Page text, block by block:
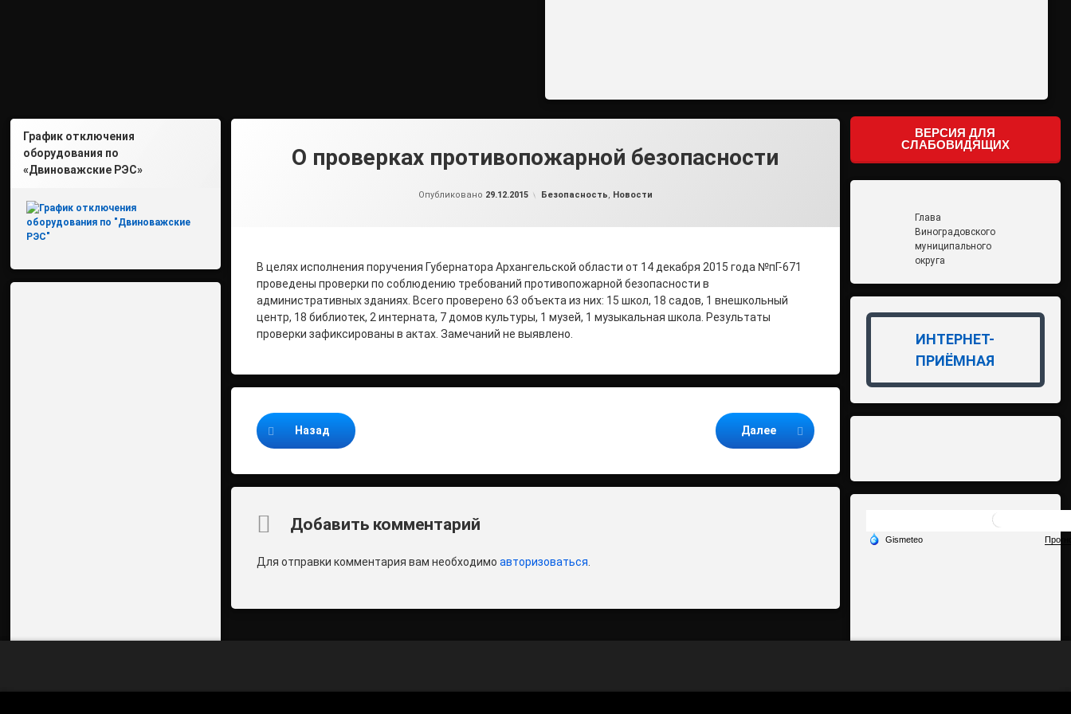
О проверках противопожарной безопасности
Опубликовано 29.12.2015 Рубрики:
Безопасность, Новости
В целях исполнения поручения Губернатора Архангельской области от 14 декабря 2015 года №пГ-671
проведены проверки по соблюдению требований противопожарной безопасности в
административных зданиях. Всего проверено 63 объекта из них: 15 школ, 18 садов, 1 внешкольный
центр, 18 библиотек, 2 интерната, 7 домов культуры, 1 музей, 1 музыкальная школа. Результаты
проверки зафиксированы в актах. Замечаний не выявлено.
Продолжайте читать
Назад Далее
Комментарии
Добавить комментарий
Для отправки комментария вам необходимоавторизоваться
График отключения
оборудования по
«Двиноважские РЭС»
ВЕРСИЯ ДЛЯ
СЛАБОВИДЯЩИХ
Глава
Виноградовского
муниципального
округа
ИНТЕРНЕТ-
ПРИЁМНАЯ